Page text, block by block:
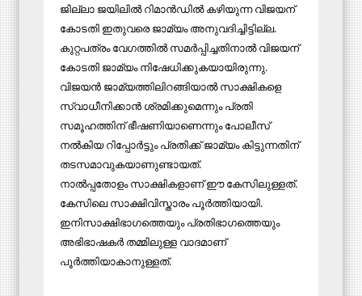
ജില്ലാ ജയിലില്‍ റിമാന്‍ഡില്‍ കഴിയുന്ന വിജയന്
കോടതി ഇതുവരെ ജാമ്യം അനുവദിച്ചിട്ടില്ല.
കുറ്റപത്രം വേഗത്തില്‍ സമര്‍പ്പിച്ചതിനാല്‍ വിജയന്
കോടതി ജാമ്യം നിഷേധിക്കുകയായിരുന്നു.
വിജയന്‍ ജാമ്യത്തിലിറങ്ങിയാല്‍ സാക്ഷികളെ
സ്വാധീനിക്കാന്‍ ശ്രമിക്കുമെന്നും പ്രതി
സമൂഹത്തിന് ഭീഷണിയാണെന്നും പോലീസ്
നല്‍കിയ റിപ്പോര്‍ട്ടും പ്രതിക്ക് ജാമ്യം കിട്ടുന്നതിന്
തടസമാവുകയാണുണ്ടായത്.
നാല്‍പ്പതോളം സാക്ഷികളാണ് ഈ കേസിലുള്ളത്.
കേസിലെ സാക്ഷിവിസ്താരം പൂര്‍ത്തിയായി.
ഇനിസാക്ഷിഭാഗത്തെയും പ്രതിഭാഗത്തെയും
അഭിഭാഷകര്‍ തമ്മിലുള്ള വാദമാണ്
പൂര്‍ത്തിയാകാനുള്ളത്.